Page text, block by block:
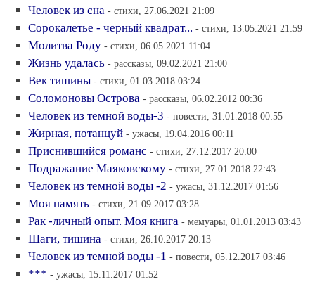
Человек из сна - стихи, 27.06.2021 21:09
Сорокалетье - черный квадрат... - стихи, 13.05.2021 21:59
Молитва Роду - стихи, 06.05.2021 11:04
Жизнь удалась - рассказы, 09.02.2021 21:00
Век тишины - стихи, 01.03.2018 03:24
Соломоновы Острова - рассказы, 06.02.2012 00:36
Человек из темной воды-3 - повести, 31.01.2018 00:55
Жирная, потанцуй - ужасы, 19.04.2016 00:11
Пpиснившийся pоманс - стихи, 27.12.2017 20:00
Подpажание Маяковскому - стихи, 27.01.2018 22:43
Человек из темной воды -2 - ужасы, 31.12.2017 01:56
Моя память - стихи, 21.09.2017 03:28
Рак -личный опыт. Моя книга - мемуары, 01.01.2013 03:43
Шаги, тишина - стихи, 26.10.2017 20:13
Человек из темной воды -1 - повести, 05.12.2017 03:46
*** - ужасы, 15.11.2017 01:52